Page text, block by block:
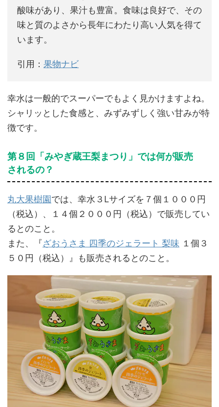
酸味があり、果汁も豊富。食味は良好で、その
味と質のよさから長年にわたり高い人気を得て
います。
引用： 果物ナビ
幸水は一般的でスーパーでもよく見かけますよね。
シャリッとした食感と、みずみずしく強い甘みが特
徴です。
第８回「みやぎ蔵王梨まつり」では何が販売
されるの？
丸大果樹園では、幸水３Lサイズを７個１０００円
（税込）、１４個２０００円（税込）で販売してい
るとのこと。
また、『ざおうさま 四季のジェラート 梨味 １個３
５０円（税込）』も販売されるとのこと。